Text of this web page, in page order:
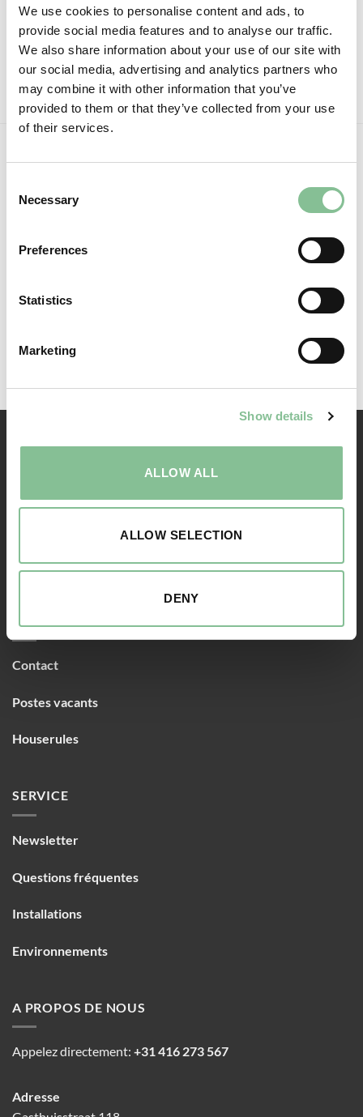
We use cookies to personalise content and ads, to
provide social media features and to analyse our traffic.
We also share information about your use of our site with
our social media, advertising and analytics partners who
may combine it with other information that you’ve
provided to them or that they’ve collected from your use
of their services.
Selection
Necessary
Preferences
Statistics
Marketing
Show details
ALLOW ALL
ALLOW SELECTION
DENY
sur
durabilité
commentaire
sur
Offres
d’emploi
12
Fév
Notre histoire en bref
commentaire
Notre
histoire
en
bref
RÉSERVATION
Nourriture & Boisson
Contact
Postes vacants
Houserules
SERVICE
Newsletter
Questions fréquentes
Installations
Environnements
A PROPOS DE NOUS
Appelez directement: +31 416 273 567
Adresse